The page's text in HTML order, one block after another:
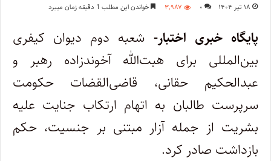
۱۸ تیر ۱۴۰۴ ۰ ۳,۹۸۷ خواندن این مطلب 1 دقیقه زمان میبرد
پایگاه خبری اختبار- شعبه دوم دیوان کیفری
بین‌المللی برای هبت‌الله آخوندزاده رهبر و
عبدالحکیم حقانی، قاضی‌القضات حکومت
سرپرست طالبان به اتهام ارتکاب جنایت علیه
بشریت از جمله آزار مبتنی بر جنسیت، حکم
بازداشت صادر کرد.